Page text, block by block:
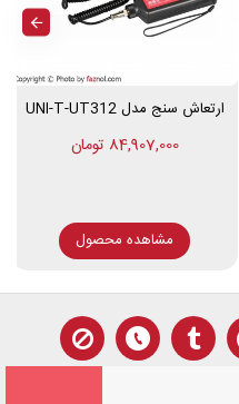
ارتعاش سنج مدل UNI-T-UT312
84,907,000 تومان
مشاهده محصول